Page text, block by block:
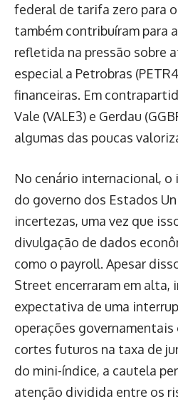
federal de tarifa zero para
também contribuíram para
refletida na pressão sobre
especial a Petrobras
financeiras. Em
Vale (VALE3) e Gerdau
algumas das poucas
No cenário internacional,
do governo dos Estados
incertezas, uma vez que
divulgação de dados
como o payroll. Apesar
Street encerraram em alta,
expectativa de uma
operações
cortes futuros na taxa de
do mini-índice, a cautela
atenção dividida entre os